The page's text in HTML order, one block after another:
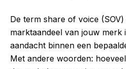
De term share of voice
marktaandeel van jouw merk
aandacht binnen een
Met andere woorden: